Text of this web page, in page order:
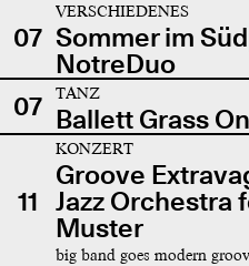
07
VERSCHIEDENES
Sommer im
NotreDuo
07
TANZ
Ballett Grass
11
KONZERT
Groove
Jazz Orchestra
Muster
big band goes modern